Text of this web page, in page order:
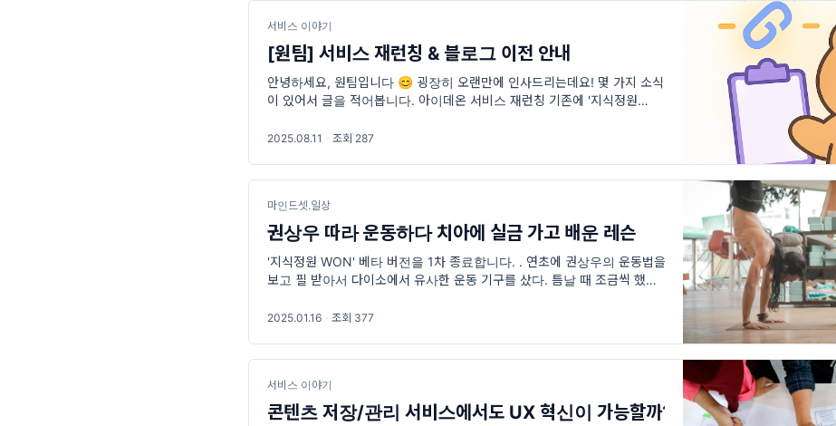
서비스 이야기
[원팀] 서비스 재런칭 & 블로그 이전 안내
안녕하세요, 원팀입니다 😊 굉장히 오랜만에 인사드리는데요! 몇 가지 소식
이 있어서 글을 적어봅니다. 아이데온 서비스 재런칭 기존에 '지식정원
2025.08.11 · 조회 287
마인드셋.일상
권상우 따라 운동하다 치아에 실금 가고 배운 레슨
'지식정원 WON' 베타 버전을 1차 종료합니다. . 연초에 권상우의 운동법을
보고 필 받아서 다이소에서 유사한 운동 기구를 샀다. 틈날 때 조금씩 했었는
잃고
2025.01.16 · 조회 377
서비스 이야기
콘텐츠 저장/관리 서비스에서도 UX 혁신이 가능할까?